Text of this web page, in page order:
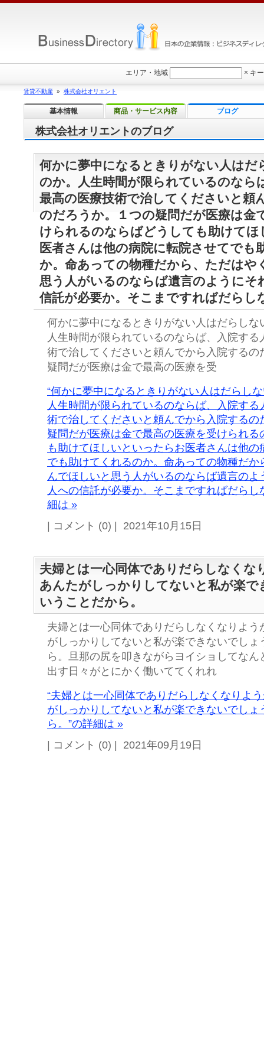
株式会社オリエントのブログ
何かに夢中になるときりがない人はだ
のか。人生時間が限られているのなら
最高の医療技術で治してくださいと頼
のだろうか。１つの疑問だが医療は金
けられるのならばどうしても助けて
医者さんは他の病院に転院させてでも
か。命あっての物種だから、ただはや
思う人がいるのならば遺言のようにそ
信託が必要か。そこまですればだらし
何かに夢中になるときりがない人はだらしな
人生時間が限られているのならば、入院する
術で治してくださいと頼んでから入院するの
疑問だが医療は金で最高の医療を受
“何かに夢中になるときりがない人はだらし
人生時間が限られているのならば、入院する
術で治してくださいと頼んでから入院するの
疑問だが医療は金で最高の医療を受けられる
も助けてほしいといったらお医者さんは他の
でも助けてくれるのか。命あっての物種だか
んでほしいと思う人がいるのならば遺言のよ
人への信託が必要か。そこまですればだらし
細は »
| コメント (0) | 2021年10月15日
夫婦とは一心同体でありだらしなくな
あんたがしっかりしてないと私が楽で
いうことだから。
夫婦とは一心同体でありだらしなくなりよう
がしっかりしてないと私が楽できないでしょ
ら。旦那の尻を叩きながらヨイショしてなん
出す日々がとにかく働いててくれれ
“夫婦とは一心同体でありだらしなくなりよ
がしっかりしてないと私が楽できないでしょ
ら。”の詳細は »
| コメント (0) | 2021年09月19日
エリア・地域 × キ
賃貸不動産 » 株式会社オリエント
基本情報 商品・サービス内容 ブログ